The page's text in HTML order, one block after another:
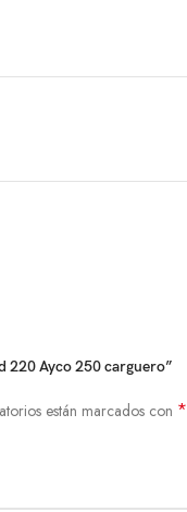
220 Ayco 250 carguero”
están marcados con *